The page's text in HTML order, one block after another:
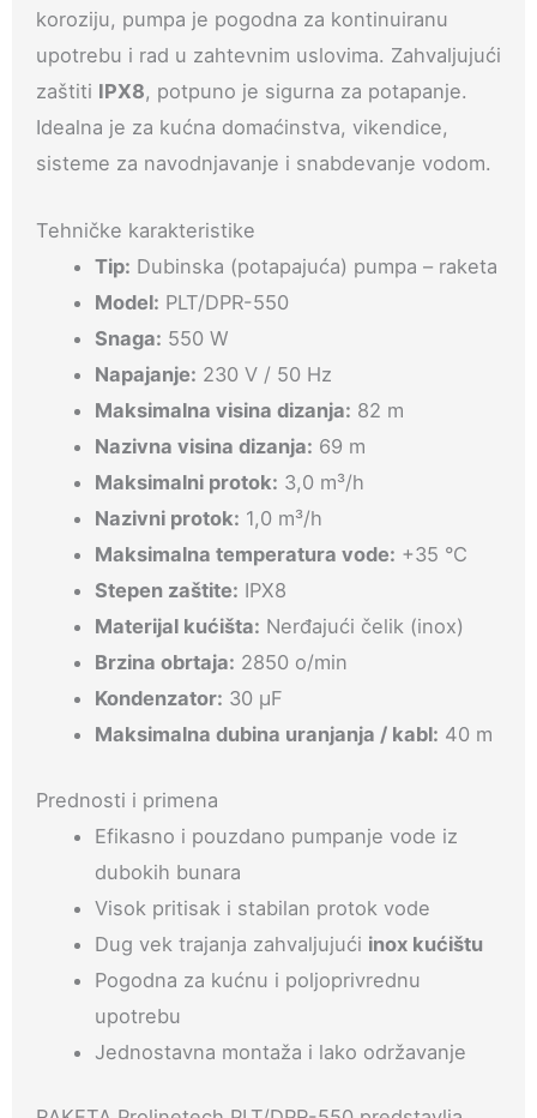
koroziju, pumpa je pogodna za kontinuiranu
upotrebu i rad u zahtevnim uslovima. Zahvaljujući
zaštiti IPX8, potpuno je sigurna za potapanje.
Idealna je za kućna domaćinstva, vikendice,
sisteme za navodnjavanje i snabdevanje vodom.
Tehničke karakteristike
Tip: Dubinska (potapajuća) pumpa – raketa
Model: PLT/DPR-550
Snaga: 550 W
Napajanje: 230 V / 50 Hz
Maksimalna visina dizanja: 82 m
Nazivna visina dizanja: 69 m
Maksimalni protok: 3,0 m³/h
Nazivni protok: 1,0 m³/h
Maksimalna temperatura vode: +35 °C
Stepen zaštite: IPX8
Materijal kućišta: Nerđajući čelik (inox)
Brzina obrtaja: 2850 o/min
Kondenzator: 30 µF
Maksimalna dubina uranjanja / kabl: 40 m
Prednosti i primena
Efikasno i pouzdano pumpanje vode iz
dubokih bunara
Visok pritisak i stabilan protok vode
Dug vek trajanja zahvaljujući inox kućištu
Pogodna za kućnu i poljoprivrednu
upotrebu
Jednostavna montaža i lako održavanje